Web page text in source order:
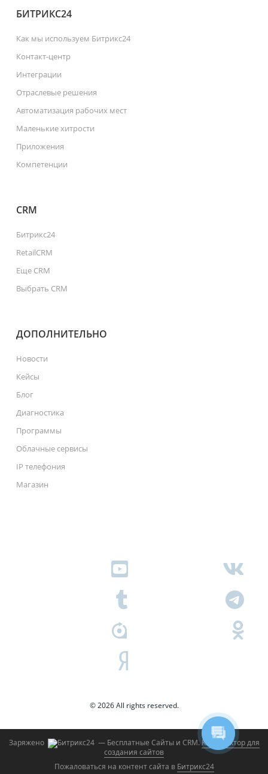
БИТРИКС24
Как мы используем Битрикс24
Контакт-центр
Интеграции
Отраслевые решения
Автоматизация рабочих мест
Маленькие хитрости
Приложения
Компетенции
CRM
Битрикс24
RetailCRM
Еще CRM
Выбрать CRM
ДОПОЛНИТЕЛЬНО
Новости
Кейсы
Блог
Диагностика
Программы
Облачные сервисы
IP телефония
Магазин
© 2026 All rights reserved.
Заряжено — Бесплатные Сайты и CRM.Конструктор для
создания сайтов
Пожаловаться на контент cайта в Битрикс24